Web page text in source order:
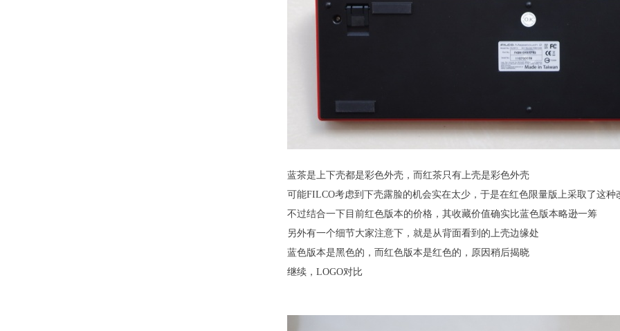
蓝茶是上下壳都是彩色外壳，而红茶只有上壳是彩色外壳
可能FILCO考虑到下壳露脸的机会实在太少，于是在红色限量版上采取了这种
不过结合一下目前红色版本的价格，其收藏价值确实比蓝色版本略逊一筹
另外有一个细节大家注意下，就是从背面看到的上壳边缘处
蓝色版本是黑色的，而红色版本是红色的，原因稍后揭晓
继续，LOGO对比